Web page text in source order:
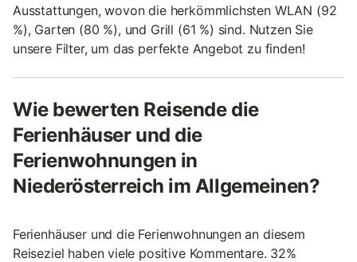
Ausstattungen, wovon die herkömmlichsten WLAN (92
%), Garten (80 %), und Grill (61 %) sind. Nutzen Sie
unsere Filter, um das perfekte Angebot zu finden!
Wie bewerten Reisende die
Ferienhäuser und die
Ferienwohnungen in
Niederösterreich im Allgemeinen?
Ferienhäuser und die Ferienwohnungen an diesem
Reiseziel haben viele positive Kommentare. 32%